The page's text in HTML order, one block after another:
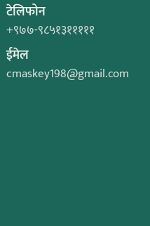
टेलिफोन
+९७७-९८५१३१११११
ईमेल
cmaskey198@gmail.com